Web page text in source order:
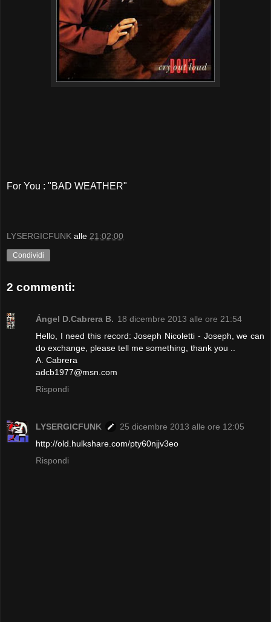
For You : "BAD WEATHER"
LYSERGICFUNK alle 21:02:00
Condividi
2 commenti:
Ángel D.Cabrera B. 18 dicembre 2013 alle ore 21:54
Hello, I need this record: Joseph Nicoletti - Joseph, we can
do exchange, please tell me something, thank you ..
A. Cabrera
adcb1977@msn.com
Rispondi
LYSERGICFUNK
25 dicembre 2013 alle ore 12:05
http://old.hulkshare.com/pty60njjv3eo
Rispondi